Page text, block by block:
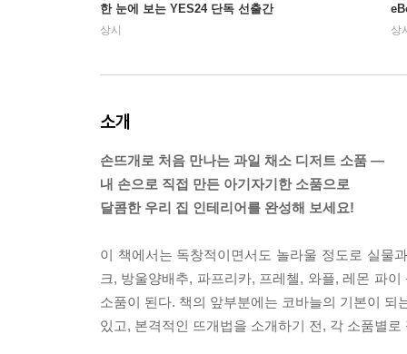
한 눈에 보는 YES24 단독 선출간
상시 상
소개
손뜨개로 처음 만나는 과일 채소 디저트 소품 ―
내 손으로 직접 만든 아기자기한 소품으로
달콤한 우리 집 인테리어를 완성해 보세요!
이 책에서는 독창적이면서도 놀라울 정도로 실물
크, 방울양배추, 파프리카, 프레첼, 와플, 레몬 파
소품이 된다. 책의 앞부분에는 코바늘의 기본이
있고, 본격적인 뜨개법을 소개하기 전, 각 소품별